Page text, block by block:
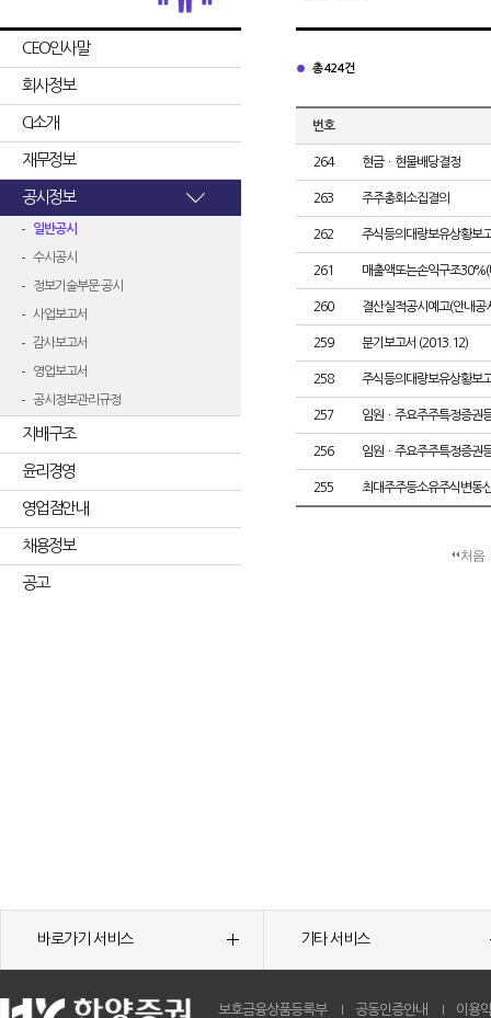
CEO인사말
회사정보
CI소개
재무정보
공시정보
일반공시
수시공시
정보기술부문 공시
사업보고서
감사보고서
영업보고서
공시정보관리규정
지배구조
윤리경영
영업점안내
채용정보
공고
총 424건
번호
264 현금ㆍ현물배당결정
263 주주총회소집결의
262 주식등의대량보유상황보
261 매출액또는손익구조
260 결산실적공시예고(안내공
259 분기보고서 (2013.12)
258 주식등의대량보유상황보
257 임원ㆍ주요주주특정증권
256 임원ㆍ주요주주특정증권
255 최대주주등소유주식변동
처음
바로가기 서비스 기타 서비스
보호금융상품등록부 공동인증안내 이용